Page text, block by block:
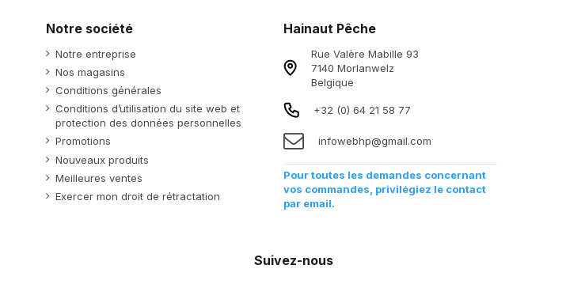
Notre société
Notre entreprise
Nos magasins
Conditions générales
Conditions d’utilisation du site web et
protection des données personnelles
Promotions
Nouveaux produits
Meilleures ventes
Exercer mon droit de rétractation
Hainaut Pêche
Rue Valère Mabille 93
7140 Morlanwelz
Belgique
+32 (0) 64 21 58 77
infowebhp@gmail.com
Pour toutes les demandes concernant
vos commandes, privilégiez le contact
par email.
Suivez-nous